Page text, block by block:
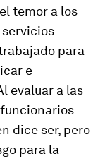
temor a los
para
e
evaluar a las
dice ser, pero
para la